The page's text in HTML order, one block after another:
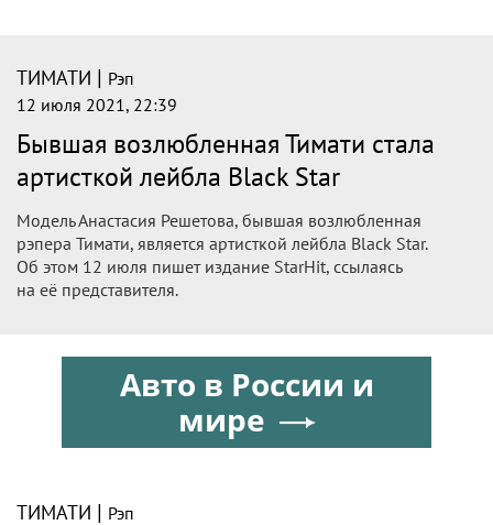
ТИМАТИ | Рэп
12 июля 2021, 22:39
Бывшая возлюбленная Тимати стала
артисткой лейбла Black Star
Модель Анастасия Решетова, бывшая возлюбленная
рэпера Тимати, является артисткой лейбла Black Star.
Об этом 12 июля пишет издание StarHit, ссылаясь
на её представителя.
ТИМАТИ | Рэп
Авто в России и
мире